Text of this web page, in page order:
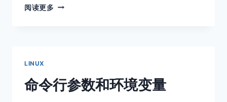
阅读更多 进
LINUX
命令行参数和环境变量